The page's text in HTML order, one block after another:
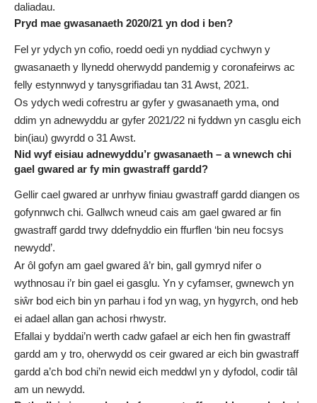
daliadau.
Pryd mae gwasanaeth 2020/21 yn dod i ben?
Fel yr ydych yn cofio, roedd oedi yn nyddiad cychwyn y
gwasanaeth y llynedd oherwydd pandemig y coronafeirws ac
felly estynnwyd y tanysgrifiadau tan 31 Awst, 2021.
Os ydych wedi cofrestru ar gyfer y gwasanaeth yma, ond
ddim yn adnewyddu ar gyfer 2021/22 ni fyddwn yn casglu eich
bin(iau) gwyrdd o 31 Awst.
Nid wyf eisiau adnewyddu’r gwasanaeth – a wnewch chi
gael gwared ar fy min gwastraff gardd?
Gellir cael gwared ar unrhyw finiau gwastraff gardd diangen os
gofynnwch chi. Gallwch wneud cais am gael gwared ar fin
gwastraff gardd trwy ddefnyddio ein ffurflen ‘bin neu focsys
newydd’.
Ar ôl gofyn am gael gwared â’r bin, gall gymryd nifer o
wythnosau i’r bin gael ei gasglu. Yn y cyfamser, gwnewch yn
siŵr bod eich bin yn parhau i fod yn wag, yn hygyrch, ond heb
ei adael allan gan achosi rhwystr.
Efallai y byddai’n werth cadw gafael ar eich hen fin gwastraff
gardd am y tro, oherwydd os ceir gwared ar eich bin gwastraff
gardd a’ch bod chi’n newid eich meddwl yn y dyfodol, codir tâl
am un newydd.